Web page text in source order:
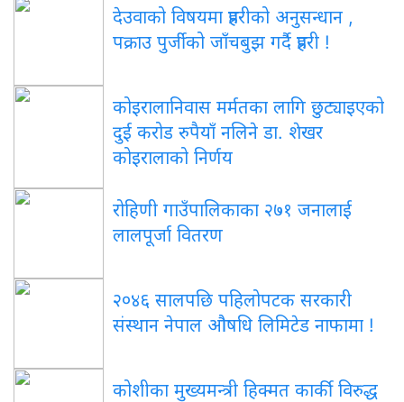
देउवाको विषयमा प्रहरीको अनुसन्धान ,
पक्राउ पुर्जीको जाँचबुझ गर्दै प्रहरी !
कोइरालानिवास मर्मतका लागि छुट्याइएको
दुई करोड रुपैयाँ नलिने डा. शेखर
कोइरालाको निर्णय
रोहिणी गाउँपालिकाका २७१ जनालाई
लालपूर्जा वितरण
२०४६ सालपछि पहिलोपटक सरकारी
संस्थान नेपाल औषधि लिमिटेड नाफामा !
कोशीका मुख्यमन्त्री हिक्मत कार्की विरुद्ध